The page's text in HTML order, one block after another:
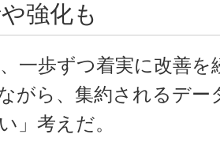
強化も
一歩ずつ着実に改善を
がら、集約されるデー
」考えだ。